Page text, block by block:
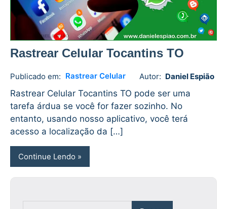
Rastrear Celular Tocantins TO
Publicado em: Rastrear Celular Autor: Daniel Espião
Daniel
Espião
No
comments
Rastrear Celular Tocantins TO pode ser uma
tarefa árdua se você for fazer sozinho. No
entanto, usando nosso aplicativo, você terá
acesso a localização da […]
Continue Lendo
Buscar